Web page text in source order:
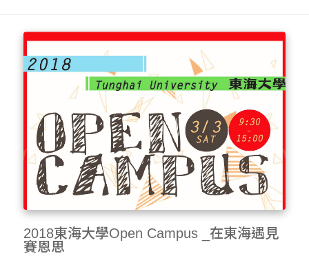
UO-....
2018東海大學Open Campus _在東海遇見
賽恩思